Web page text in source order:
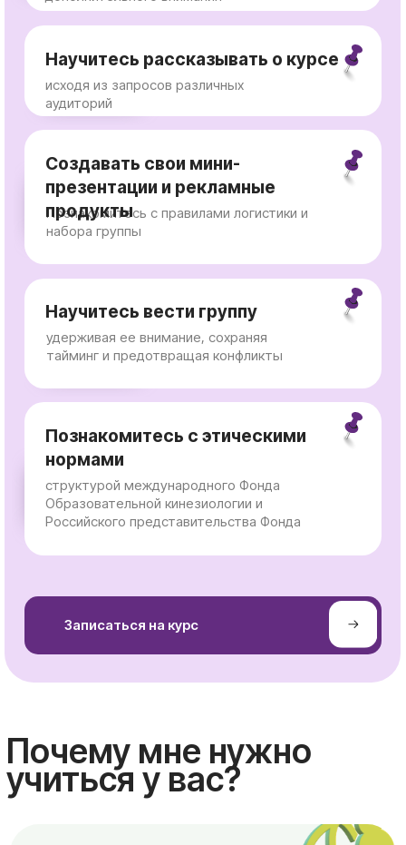
презентации и рекламные
набора группы
⠀⠀⠀⠀Записаться на курс
удерживая ее внимание, сохраняя
тайминг и предотвращая конфликты
структурой международного Фонда
Образовательной кинезиологии и
Российского представительства Фонда
нормами
Почему мне нужно
Наша Ассоциация являетсяофициальным
представительством международной
международной организации